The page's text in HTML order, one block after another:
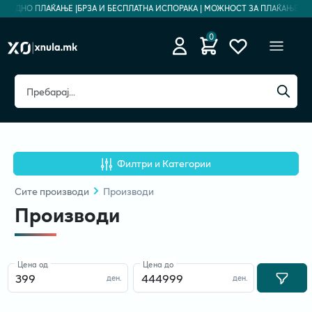
ПЛАЌАЊЕ | БРЗА И БЕСПЛАТНА ИСПОРАКА | МОЖНОСТ ЗА ПЛАЌАЊЕ НА
0
Филтри и Категории
Ситепроизводи Производи
Производи
ден.
Цена од
ден.
Цена до